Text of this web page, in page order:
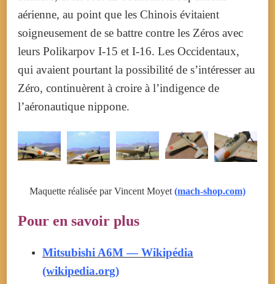
aérienne, au point que les Chinois évitaient
soigneusement de se battre contre les Zéros avec
leurs Polikarpov I-15 et I-16. Les Occidentaux,
qui avaient pourtant la possibilité de s’intéresser au
Zéro, continuèrent à croire à l’indigence de
l’aéronautique nippone.
Maquette réalisée par Vincent Moyet (mach-shop.com)
Pour en savoir plus
Mitsubishi A6M — Wikipédia
(wikipedia.org)